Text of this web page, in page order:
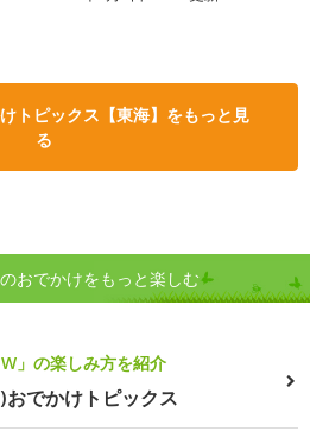
トピックス【東海】をもっと見
る
おでかけをもっと楽しむ
」の楽しみ方を紹介
でかけトピックス